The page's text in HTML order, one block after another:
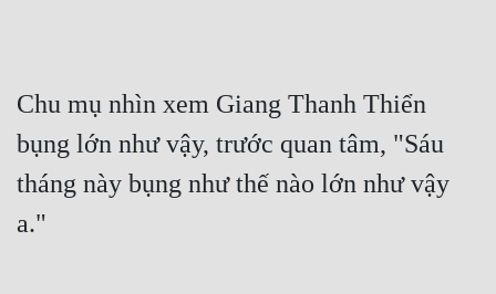
Chu mụ nhìn xem Giang Thanh Thiển
bụng lớn như vậy, trước quan tâm, "Sáu
tháng này bụng như thế nào lớn như vậy
a."